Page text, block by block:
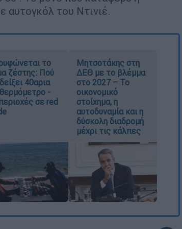
αυτογκόλ του Ντινιέ.
το
ζέστης: Πού
40αρια
-
σε red
Μητσοτάκης στη
ΔΕΘ με το βλέμμα
στο 2027 – Το
οικονομικό
στοίχημα, η
αυτοδυναμία και η
δύσκολη διαδρομή
μέχρι τις κάλπες